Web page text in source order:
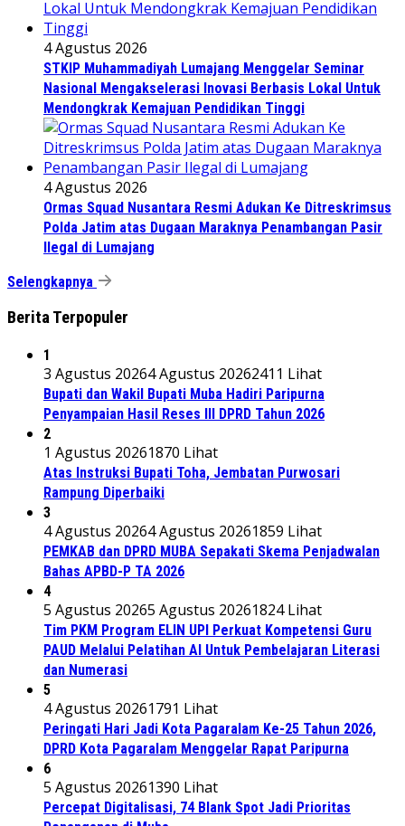
4 Agustus 2026
STKIP Muhammadiyah Lumajang Menggelar Seminar
Nasional Mengakselerasi Inovasi Berbasis Lokal Untuk
Mendongkrak Kemajuan Pendidikan Tinggi
4 Agustus 2026
Ormas Squad Nusantara Resmi Adukan Ke Ditreskrimsus
Polda Jatim atas Dugaan Maraknya Penambangan Pasir
Ilegal di Lumajang
Selengkapnya
Berita Terpopuler
1
3 Agustus 20264 Agustus 20262411 Lihat
Bupati dan Wakil Bupati Muba Hadiri Paripurna
Penyampaian Hasil Reses III DPRD Tahun 2026
2
1 Agustus 20261870 Lihat
Atas Instruksi Bupati Toha, Jembatan Purwosari
Rampung Diperbaiki
3
4 Agustus 20264 Agustus 20261859 Lihat
PEMKAB dan DPRD MUBA Sepakati Skema Penjadwalan
Bahas APBD-P TA 2026
4
5 Agustus 20265 Agustus 20261824 Lihat
Tim PKM Program ELIN UPI Perkuat Kompetensi Guru
PAUD Melalui Pelatihan AI Untuk Pembelajaran Literasi
dan Numerasi
5
4 Agustus 20261791 Lihat
Peringati Hari Jadi Kota Pagaralam Ke-25 Tahun 2026,
DPRD Kota Pagaralam Menggelar Rapat Paripurna
6
5 Agustus 20261390 Lihat
Percepat Digitalisasi, 74 Blank Spot Jadi Prioritas